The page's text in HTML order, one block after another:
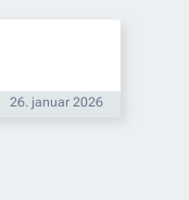
26. januar 2026